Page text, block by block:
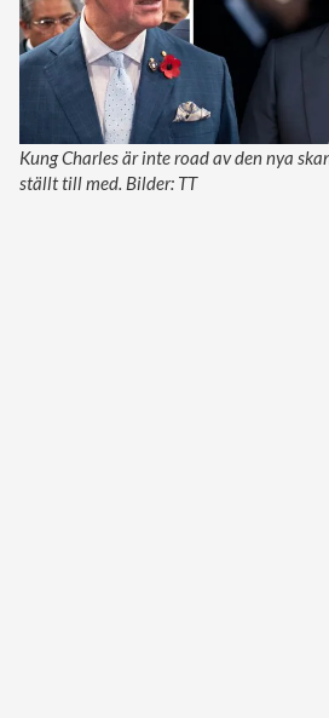
Kung Charles är inte road av den nya
ställt till med. Bilder: TT